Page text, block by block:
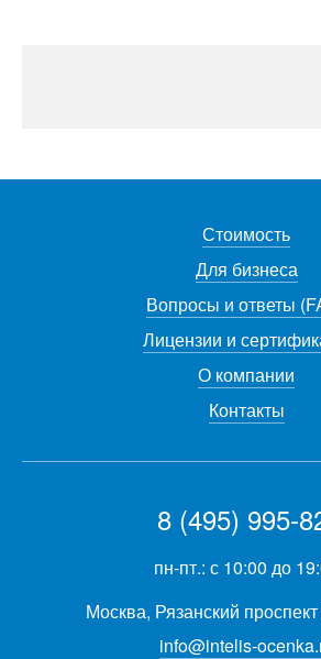
Стоимость
Для бизнеса
Вопросы и ответы
Лицензии и
О компании
Контакты
8 (495) 995-
пн-пт.: с 10:00 до
Москва, Рязанский
info@intelis-